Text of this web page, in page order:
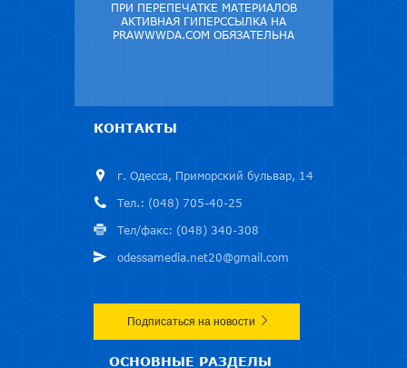
ПРИ ПЕРЕПЕЧАТКЕ МАТЕРИАЛОВ
АКТИВНАЯ ГИПЕРССЫЛКА НА
PRAWWWDA.COM ОБЯЗАТЕЛЬНА
КОНТАКТЫ
г. Одесса, Приморский бульвар, 14
Тел.: (048) 705-40-25
Тел/факс: (048) 340-308
odessamedia.net20@gmail.com
Подписаться на новости
ОСНОВНЫЕ РАЗДЕЛЫ